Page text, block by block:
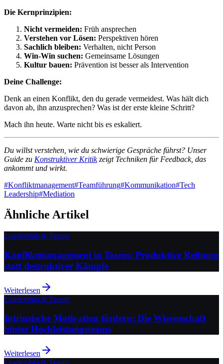
Die Kernprinzipien:
Nicht vermeiden: Früh ansprechen
Verstehen vor Lösen: Perspektiven hören
Sachlich bleiben: Verhalten, nicht Person
Win-Win suchen: Gemeinsame Lösungen
Kultur bauen: Prävention ist besser als Intervention
Deine Challenge:
Denk an einen Konflikt, den du gerade vermeidest. Was hält dich
davon ab, ihn anzusprechen? Was ist der erste kleine Schritt?
Mach ihn heute. Warte nicht bis es eskaliert.
Du willst verstehen, wie du schwierige Gespräche führst? Unser
Guide zu Konstruktiver Kritikzeigt Techniken für Feedback, das
ankommt und wirkt.
#Konfliktmanagement#Teamführung#Kommunikation#Tech
Leadership#Mediation
Ähnliche Artikel
Leadership & Teams
Konfliktmanagement in Teams: Produktive Reibung
statt destruktiver Kämpfe
Weiterlesen
Leadership & Teams
Intrinsische Motivation fördern: Die Wissenschaft
hinter Hochleistungsteams
Weiterlesen